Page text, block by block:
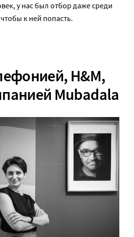
у нас был отбор даже среди
к ней попасть.
H&M,
Mubadala